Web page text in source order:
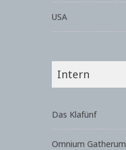
USA
Intern
Das Klafünf
Omnium Gatherum